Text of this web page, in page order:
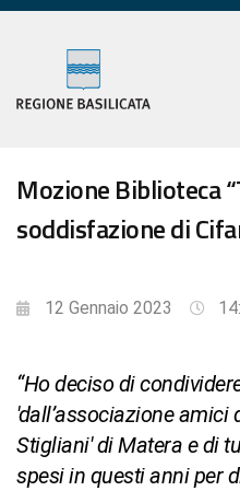
Mozione Biblioteca
soddisfazione di
12 Gennaio 2023
“Ho deciso di
'dall’associazione
Stigliani' di Matera e di
spesi in questi anni per